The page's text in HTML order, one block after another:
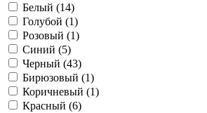
Белый (14)
Голубой (1)
Розовый (1)
Синий (5)
Черный (43)
Бирюзовый (1)
Коричневый (1)
Красный (6)